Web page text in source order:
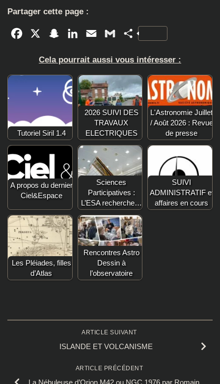
Partager cette page :
Facebook SnapchatLinkedInEmail GmailPartager
Cela pourrait aussi vous intéresser :
Tutoriel Siril 1.4
2026 SUIVI DES
TRAVAUX
ELECTRIQUES
L'Astronomie Juillet
/ Août 2026 : Revue
de presse
A propos du dernier
Ciel&Espace
Sciences
Participatives :
L’ESA recherche…
SUIVI
ADMINISTRATIF et
affaires en cours
Les Pléiades, filles
d’Atlas
Rencontres Astro
Dessin à
l’observatoire
ARTICLE SUIVANT
ISLANDE ET VOLCANISME
ARTICLE PRÉCÉDENT
La Nébuleuse d’Orion M42 ou NGC 1976 par Romain